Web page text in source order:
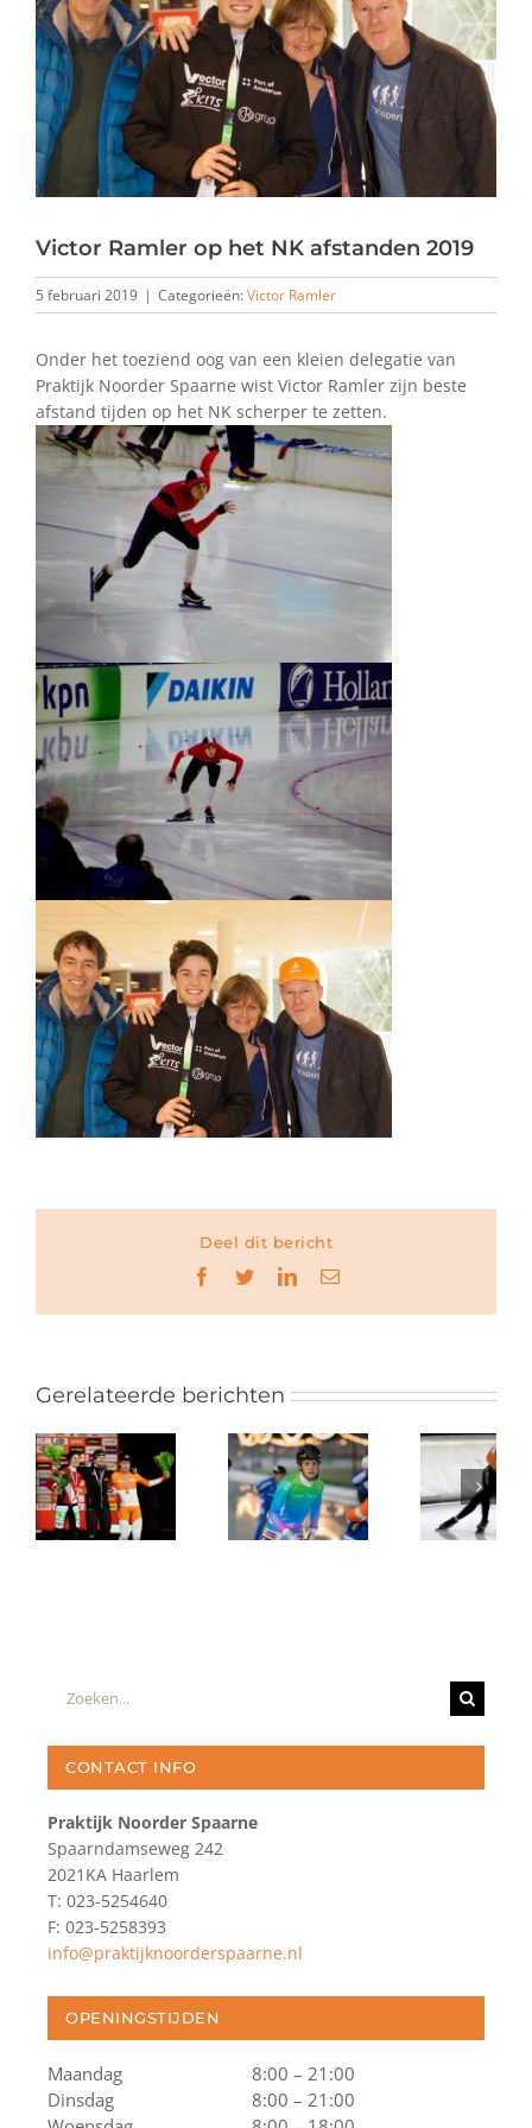
Victor Ramler op het NK afstanden 2019
5 februari 2019 | Categorieën:Victor Ramler
Onder het toeziend oog van een kleien delegatie van
Praktijk Noorder Spaarne wist Victor Ramler zijn beste
afstand tijden op het NK scherper te zetten.
Deel dit bericht
Facebook
TwitterLinkedIn
E-
Gerelateerde berichten
Zoeken
CONTACT INFO
Praktijk Noorder Spaarne
Spaarndamseweg 242
2021KA Haarlem
T: 023-5254640
F: 023-5258393
info@praktijknoorderspaarne.nl
OPENINGSTIJDEN
Maandag
8:00 – 21:00
Dinsdag
8:00 – 21:00